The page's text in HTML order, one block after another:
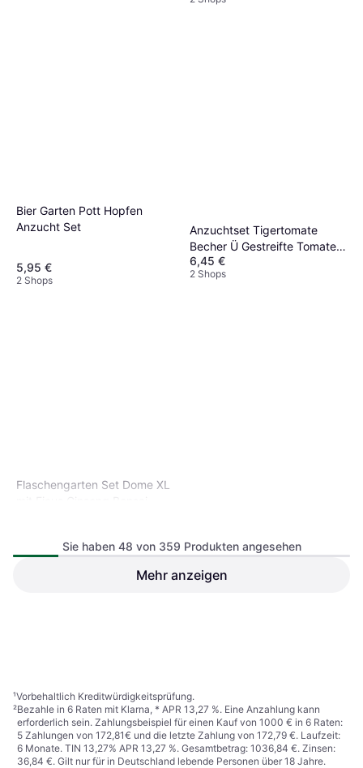
Bier Garten Pott Hopfen
Anzucht Set
5,95 €
2 Shops
Anzuchtset Tigertomate
Becher Ü Gestreifte Tomaten
Selber Ziehen
6,45 €
2 Shops
Flaschengarten Set Dome XL
Click and Grow Plant Pods 3
Sie haben 48 von 359 Produkten angesehen
Mehr anzeigen
¹Vorbehaltlich Kreditwürdigkeitsprüfung.
²Bezahle in 6 Raten mit Klarna, * APR 13,27 %. Eine Anzahlung kann
erforderlich sein. Zahlungsbeispiel für einen Kauf von 1000 € in 6 Raten:
5 Zahlungen von 172,81€ und die letzte Zahlung von 172,79 €. Laufzeit:
6 Monate. TIN 13,27% APR 13,27 %. Gesamtbetrag: 1036,84 €. Zinsen:
36,84 €. Gilt nur für in Deutschland lebende Personen über 18 Jahre.